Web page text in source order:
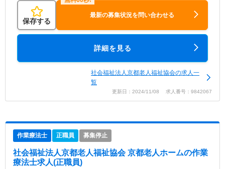
保存する
最新の募集状況を問い合わせる
詳細を見る
社会福祉法人京都老人福祉協会の求人一
覧
更新日：2024/11/08 求人番号：9842067
作業療法士 正職員 募集停止
社会福祉法人京都老人福祉協会 京都老人ホームの作業
療法士求人(正職員)